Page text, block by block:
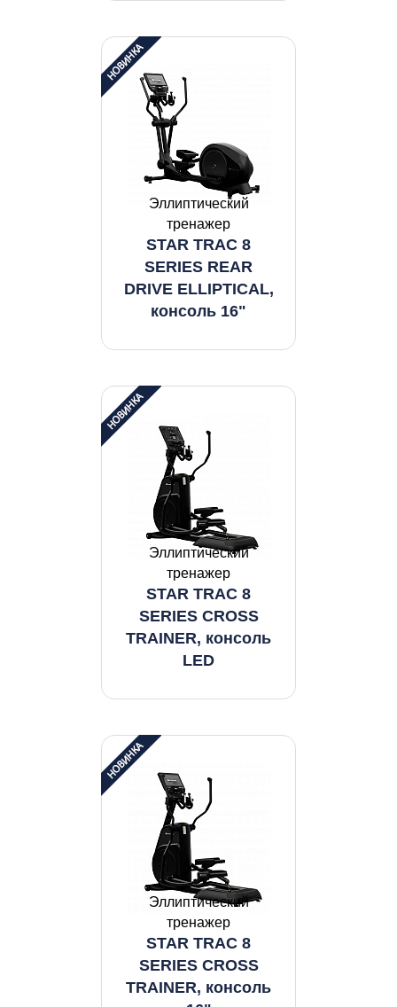
Эллиптический
тренажер
STAR TRAC 8
SERIES REAR
DRIVE ELLIPTICAL,
консоль 16"
Эллиптический
тренажер
STAR TRAC 8
SERIES CROSS
TRAINER, консоль
LED
Эллиптический
тренажер
STAR TRAC 8
SERIES CROSS
TRAINER, консоль